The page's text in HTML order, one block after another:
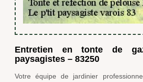
Entretien en tonte de
paysagistes – 83250
Votre équipe de jardinier